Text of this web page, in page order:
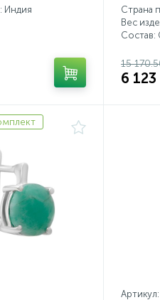
Индия
Страна
Вес
Состав:
15
6 123